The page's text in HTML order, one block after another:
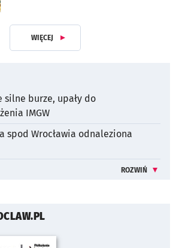
WIĘCEJ ARTYKUŁÓW
silne burze, upały do
IMGW
spod Wrocławia odnaleziona
ROZWIŃ